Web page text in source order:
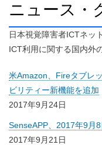
タ
ニュース・
日本視覚障害者ICTネッ
ICT利用に関する国内外
米Amazon、Fireタブレ
ビリティー新機能を追加
2017年9月24日
SenseAPP、2017年9月
2017年9月21日